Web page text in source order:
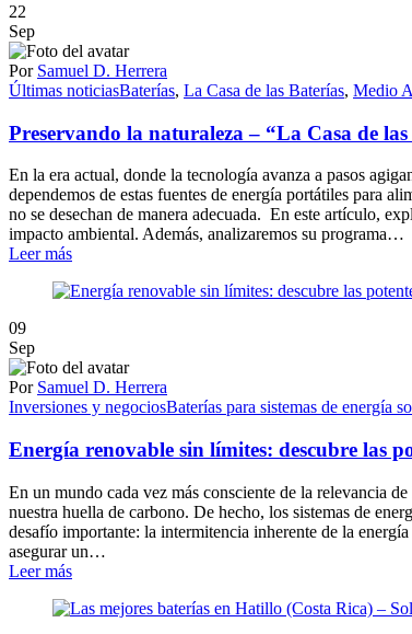
22
Sep
Por Samuel D. Herrera
Últimas noticiasBaterías, La Casa de las Baterías, Medio
Preservando la naturaleza – “La Casa de
En la era actual, donde la tecnología avanza a pasos
dependemos de estas fuentes de energía portátiles para
no se desechan de manera adecuada. En este artículo,
impacto ambiental. Además, analizaremos su programa…
Leer más
09
Sep
Por Samuel D. Herrera
Inversiones y negociosBaterías para sistemas de energía
Energía renovable sin límites: descubre las
En un mundo cada vez más consciente de la relevancia
nuestra huella de carbono. De hecho, los sistemas de
desafío importante: la intermitencia inherente de la
asegurar un…
Leer más